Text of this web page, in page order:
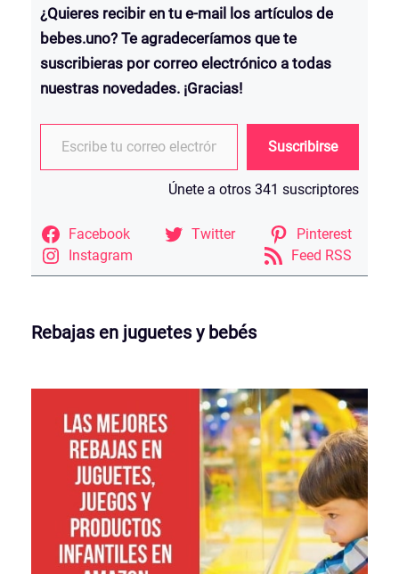
¿Quieres recibir en tu e-mail los artículos de
bebes.uno? Te agradeceríamos que te
suscribieras por correo electrónico a todas
nuestras novedades. ¡Gracias!
Escribe tu correo electrónico…
Suscribirse
Únete a otros 341 suscriptores
Facebook Twitter
Pinterest
Instagram
Feed RSS
Rebajas en juguetes y bebés